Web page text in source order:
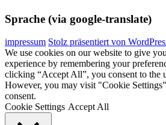
Sprache (via google-translate)
impressum Stolz präsentiert von
We use cookies on our website to give
experience by remembering your
clicking “Accept All”, you consent to the
However, you may visit "Cookie
consent.
Cookie Settings Accept All